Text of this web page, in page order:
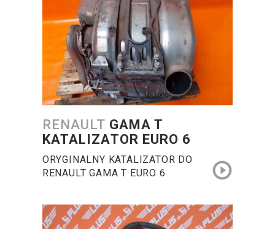
RENAULT GAMA T
KATALIZATOR EURO 6
ORYGINALNY KATALIZATOR DO
RENAULT GAMA T EURO 6